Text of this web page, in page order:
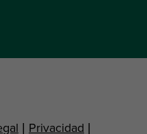
| Privacidad |